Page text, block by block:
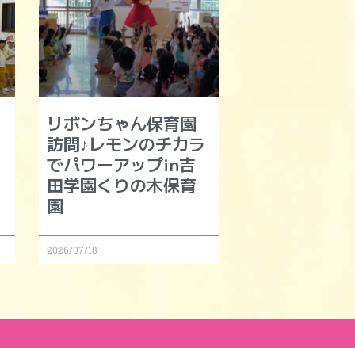
リボンちゃん保育園
訪問♪レモンのチカラ
でパワーアップin吉
田学園くりの木保育
園
2026/07/18